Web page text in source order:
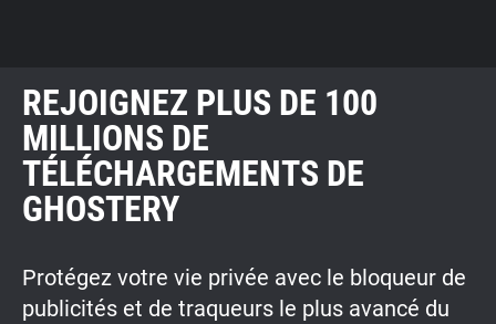
REJOIGNEZ PLUS DE 100
MILLIONS DE
TÉLÉCHARGEMENTS DE
GHOSTERY
Protégez votre vie privée avec le bloqueur de
publicités et de traqueurs le plus avancé du